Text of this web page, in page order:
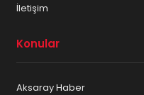
İletişim
Konular
Aksaray Haber